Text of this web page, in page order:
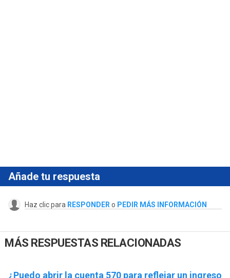
Añade tu respuesta
Haz clic para RESPONDER o PEDIR MÁS INFORMACIÓN
MÁS RESPUESTAS RELACIONADAS
¿Puedo abrir la cuenta 570 para reflejar un ingreso